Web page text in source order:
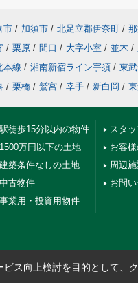
市 / 加須市 / 北足立郡伊奈町 /
/ 栗原 / 間口 / 大字小室 / 並木 /
本線 / 湘南新宿ライン宇須 / 東
/ 栗橋 / 鷲宮 / 幸手 / 新白岡 /
駅徒歩15分以内の物件
1500万円以下の土地
建築条件なしの土地
中古物件
事業用・投資用物件
スタ
お客
周辺
お問
ス向上検討を目的として、